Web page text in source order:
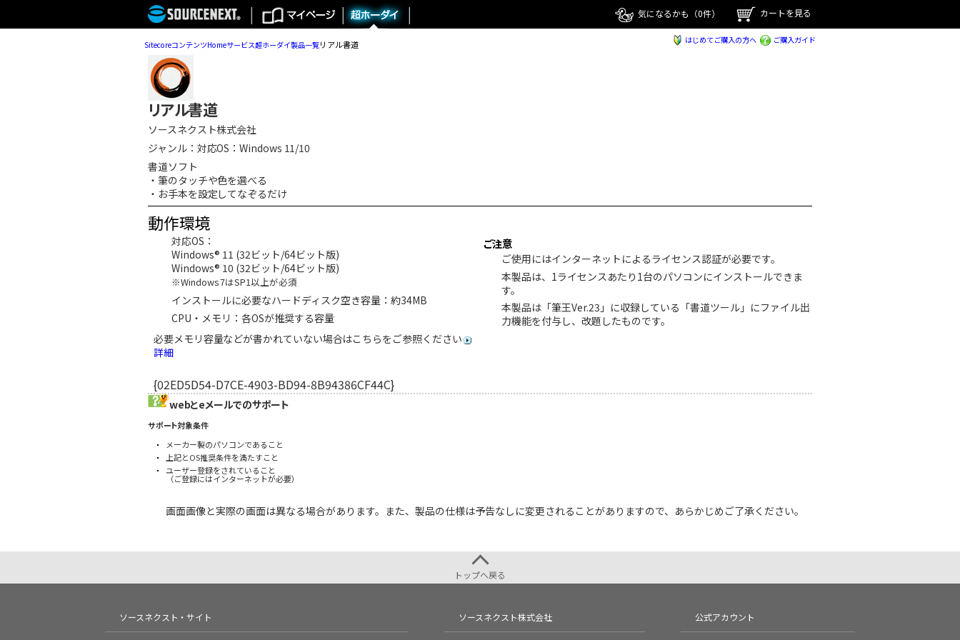
カートを見る
気になるかも （0件）
はじめてご購入の方へ ご購入ガイド
SitecoreコンテンツHomeサービス超ホーダイ製品一覧リアル書道
リアル書道
ソースネクスト株式会社
ジャンル： 対応OS：Windows 11/10
書道ソフト
・筆のタッチや色を選べる
・お手本を設定してなぞるだけ
動作環境
対応OS：
Windows® 11 (32ビット/64ビット版)
Windows® 10 (32ビット/64ビット版)
※Windows 7はSP1以上が必須
インストールに必要なハードディスク空き容量：約34MB
CPU・メモリ：各OSが推奨する容量
必要メモリ容量などが書かれていない場合はこちらをご参照ください
詳細
ご注意
ご使用にはインターネットによるライセンス認証が必要です。
本製品は、1ライセンスあたり1台のパソコンにインストールできま
す。
本製品は「筆王Ver.23」に収録している「書道ツール」にファイル出
力機能を付与し、改題したものです。
{02ED5D54-D7CE-4903-BD94-8B94386CF44C}
webとeメールでのサポート
サポート対象条件
メーカー製のパソコンであること
上記とOS推奨条件を満たすこと
ユーザー登録をされていること
（ご登録にはインターネットが必要）
画面画像と実際の画面は異なる場合があります。また、製品の仕様は予告なしに変更されることがありますので、あらかじめご了承ください。
トップへ戻る
ソースネクスト・サイト ソースネクスト株式会社 公式アカウント